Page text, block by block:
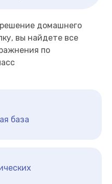
домашнего
вы найдете все
по
база